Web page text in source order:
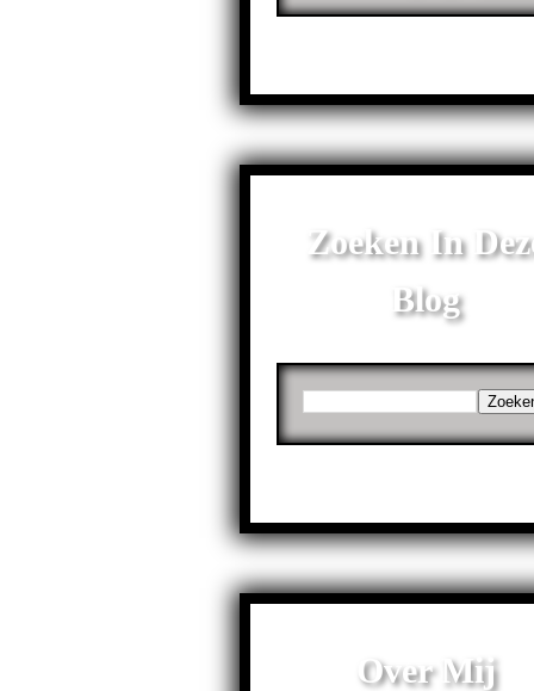
Zoeken In
Blog
Over Mij